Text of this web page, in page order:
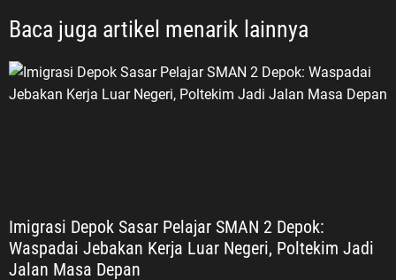
Baca juga artikel menarik lainnya
Imigrasi Depok Sasar Pelajar SMAN 2 Depok:
Waspadai Jebakan Kerja Luar Negeri, Poltekim Jadi